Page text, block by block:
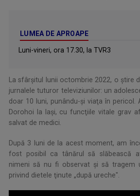
LUMEA DE APROAPE
Luni-vineri, ora 17.30, la TVR3
La sfârşitul lunii octombrie 2022, o ştire
jurnalele tuturor televiziunilor: un
doar 10 luni, punându-şi viaţa în pericol.
Dorohoi la Iaşi, cu funcţiile vitale grav
salvat de medici.
După 3 luni de la acest moment, am
fost posibil ca tânărul să slăbească
nimeni să nu fi observat şi să tragem
privind dietele ţinute „după ureche".